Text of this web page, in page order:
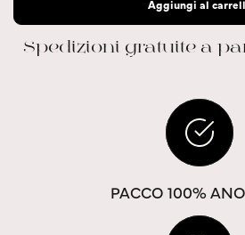
Aggiungi al
Spedizioni gratuite a
PACCO 100%